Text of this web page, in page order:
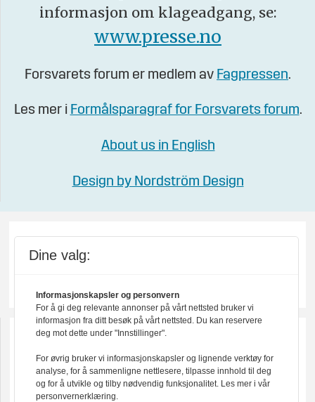
informasjon om klageadgang, se:
www.presse.no
Forsvarets forum er medlem av Fagpressen.
Les mer i Formålsparagraf for Forsvarets forum.
About us in English
Design by Nordström Design
Dine valg:
Informasjonskapsler og personvern
For å gi deg relevante annonser på vårt nettsted bruker vi
informasjon fra ditt besøk på vårt nettsted. Du kan reservere
deg mot dette under "Innstillinger".
For øvrig bruker vi informasjonskapsler og lignende verktøy for
analyse, for å sammenligne nettlesere, tilpasse innhold til deg
og for å utvikle og tilby nødvendig funksjonalitet. Les mer i vår
personvernerklæring.